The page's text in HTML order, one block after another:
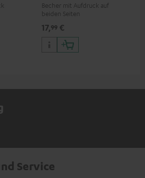
Becher mit Aufdruck auf
beiden Seiten
17,99 €
Service